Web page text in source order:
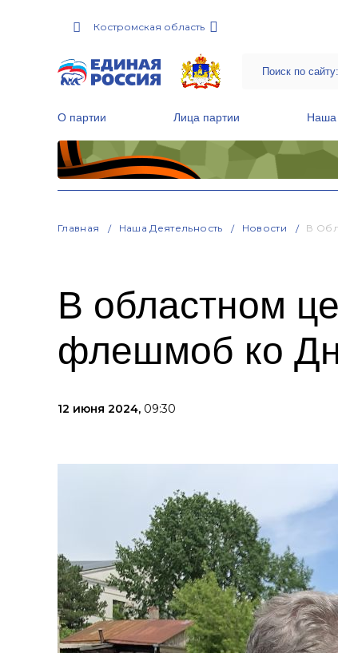
Костромская область
О партии Лица партии Наша
Главная Наша Деятельность Новости В
В областном
флешмоб ко
12 июня 2024, 09:30